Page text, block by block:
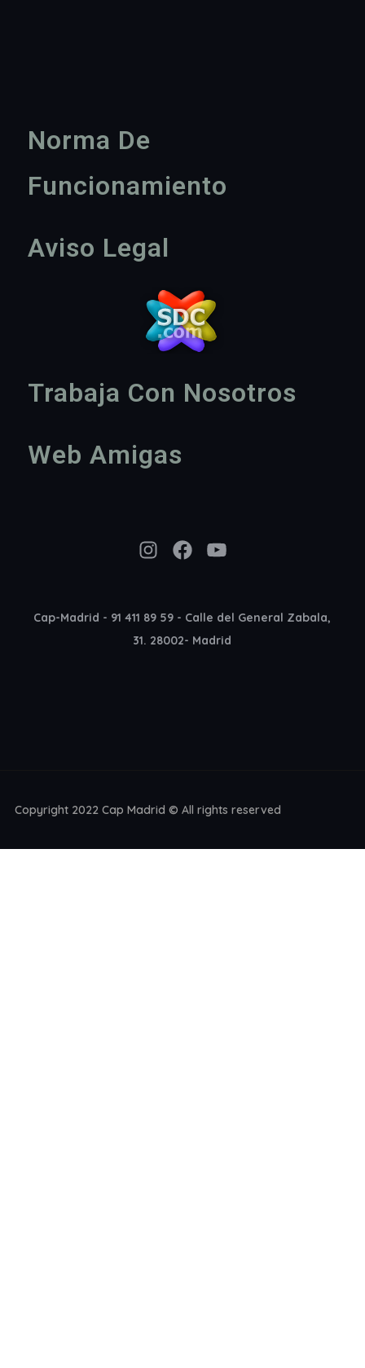
Norma De
Funcionamiento
Aviso Legal
Trabaja Con Nosotros
Web Amigas
InstagramFacebook YouTube
Cap-Madrid - 91 411 89 59 - Calle del General Zabala,
31. 28002- Madrid
Copyright 2022 Cap Madrid © All rights reserved